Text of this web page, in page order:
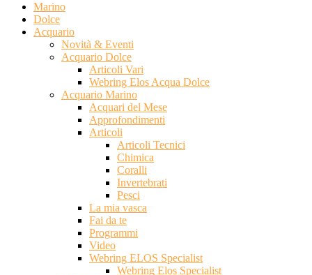
Marino
Dolce
Acquario
Novità & Eventi
Acquario Dolce
Articoli Vari
Webring Elos Acqua Dolce
Acquario Marino
Acquari del Mese
Approfondimenti
Articoli
Articoli Tecnici
Chimica
Coralli
Invertebrati
Pesci
La mia vasca
Fai da te
Programmi
Video
Webring ELOS Specialist
Webring Elos Specialist